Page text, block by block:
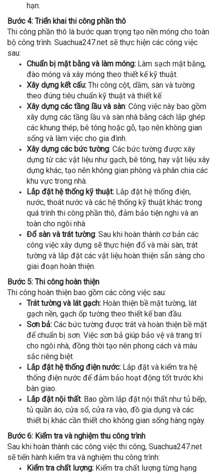
hạn.
Bước 4: Triển khai thi công phần thô
Thi công phần thô là bước quan trọng tạo nền móng cho toàn
bộ công trình. Suachua247.net sẽ thực hiện các công việc
sau:
Chuẩn bị mặt bằng và làm móng: Làm sạch mặt bằng,
đào móng và xây móng theo thiết kế kỹ thuật.
Xây dựng kết cấu: Thi công cột, dầm, sàn và tường
theo đúng tiêu chuẩn kỹ thuật và thiết kế.
Xây dựng các tầng lầu và sàn: Công việc này bao gồm
xây dựng các tầng lầu và sàn nhà bằng cách lắp ghép
các khung thép, bê tông hoặc gỗ, tạo nên không gian
sống và làm việc cho gia đình.
Xây dựng các bức tường: Các bức tường được xây
dựng từ các vật liệu như gạch, bê tông, hay vật liệu xây
dựng khác, tạo nên không gian phòng và phân chia các
khu vực trong nhà.
Lắp đặt hệ thống kỹ thuật: Lắp đặt hệ thống điện,
nước, thoát nước và các hệ thống kỹ thuật khác trong
quá trình thi công phần thô, đảm bảo tiện nghi và an
toàn cho ngôi nhà
Đổ sàn và trát tường: Sau khi hoàn thành cơ bản các
công việc xây dựng sẽ thực hiện đổ và mài sàn, trát
tường và lắp đặt các vật liệu hoàn thiện sẵn sàng cho
giai đoạn hoàn thiện.
Bước 5: Thi công hoàn thiện
Thi công hoàn thiện bao gồm các công việc sau:
Trát tường và lát gạch: Hoàn thiện bề mặt tường, lát
gạch nền, gạch ốp tường theo thiết kế ban đầu.
Sơn bả: Các bức tường được trát và hoàn thiện bề mặt
để chuẩn bị sơn. Việc sơn bả giúp bảo vệ và trang trí
cho ngôi nhà, đồng thời tạo nên phong cách và màu
sắc riêng biệt.
Lắp đặt hệ thống điện nước: Lắp đặt và kiểm tra hệ
thống điện nước để đảm bảo hoạt động tốt trước khi
bàn giao.
Lắp đặt nội thất: Bao gồm lắp đặt nội thất như tủ bếp,
tủ quần áo, cửa sổ, cửa ra vào, đồ gia dụng và các
thiết bị khác cần thiết cho không gian sống hàng ngày.
Bước 6: Kiểm tra và nghiệm thu công trình
Sau khi hoàn thành các công việc thi công, Suachua247.net
sẽ tiến hành kiểm tra và nghiệm thu công trình:
Kiểm tra chất lượng: Kiểm tra chất lượng từng hạng